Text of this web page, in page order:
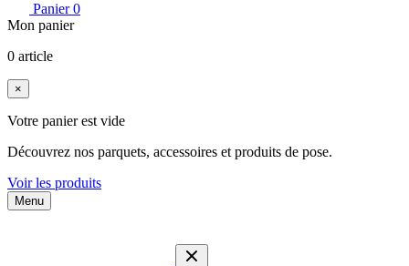
Panier 0
Mon panier
0 article
×
Votre panier est vide
Découvrez nos parquets, accessoires et produits de pose.
Voir les produits
Menu